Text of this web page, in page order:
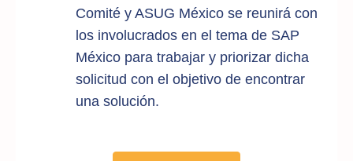
Comité y ASUG México se reunirá con
los involucrados en el tema de SAP
México para trabajar y priorizar dicha
solicitud con el objetivo de encontrar
una solución.